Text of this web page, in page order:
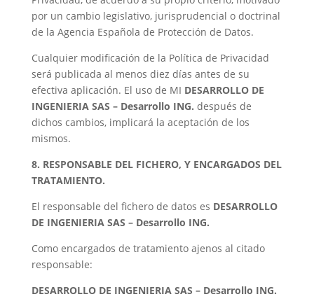
por un cambio legislativo, jurisprudencial o doctrinal
de la Agencia Española de Protección de Datos.
Cualquier modificación de la Política de Privacidad
será publicada al menos diez días antes de su
efectiva aplicación. El uso de MI DESARROLLO DE
INGENIERIA SAS – Desarrollo ING. después de
dichos cambios, implicará la aceptación de los
mismos.
8. RESPONSABLE DEL FICHERO, Y ENCARGADOS DEL
TRATAMIENTO.
El responsable del fichero de datos es DESARROLLO
DE INGENIERIA SAS – Desarrollo ING.
Como encargados de tratamiento ajenos al citado
responsable:
DESARROLLO DE INGENIERIA SAS – Desarrollo ING.